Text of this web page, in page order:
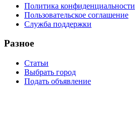
Политика конфиденциальности
Пользовательское соглашение
Служба поддержки
Разное
Статьи
Выбрать город
Подать объявление